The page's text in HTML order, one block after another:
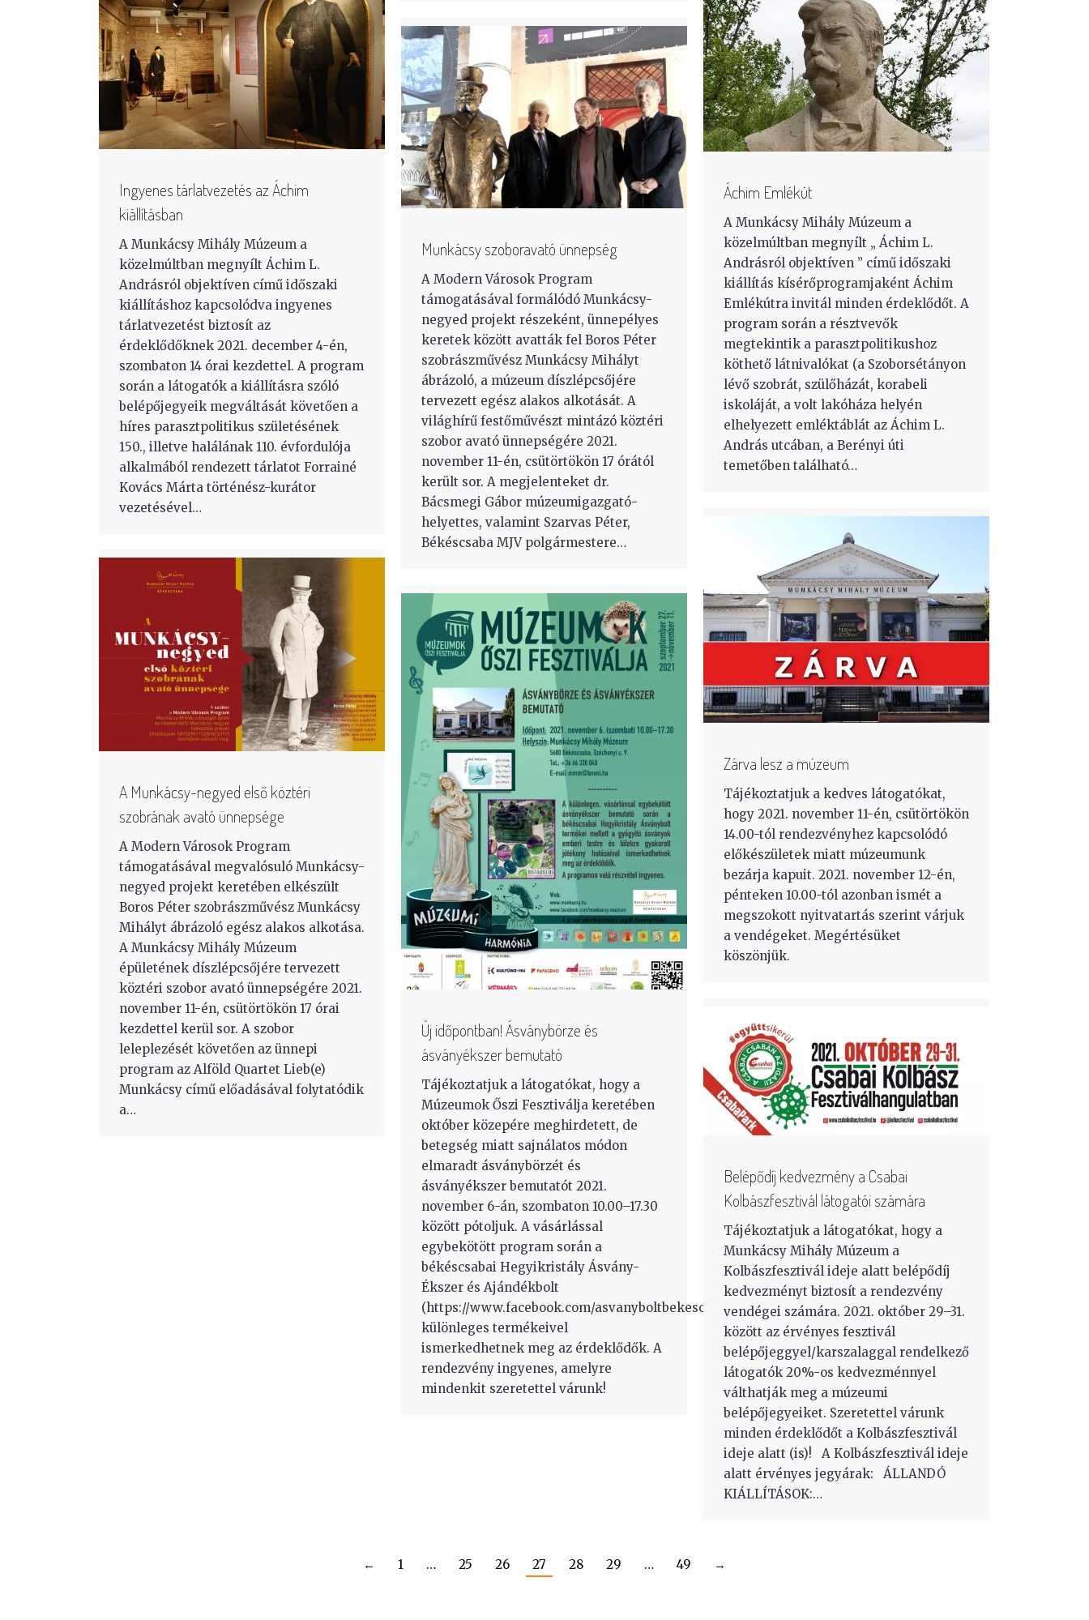
Ingyenes tárlatvezetés az Áchim
kiállításban
A Munkácsy Mihály Múzeum a
közelmúltban megnyílt Áchim L.
Andrásról objektíven című időszaki
kiállításhoz kapcsolódva ingyenes
tárlatvezetést biztosít az
érdeklődőknek 2021. december 4-én,
szombaton 14 órai kezdettel. A program
során a látogatók a kiállításra szóló
belépőjegyeik megváltását követően a
híres parasztpolitikus születésének
150., illetve halálának 110. évfordulója
alkalmából rendezett tárlatot Forrainé
Kovács Márta történész-kurátor
vezetésével…
Áchim Emlékút
A Munkácsy Mihály Múzeum a
közelmúltban megnyílt „ Áchim L.
Andrásról objektíven ” című időszaki
kiállítás kísérőprogramjaként Áchim
Emlékútra invitál minden érdeklődőt. A
program során a résztvevők
megtekintik a parasztpolitikushoz
köthető látnivalókat (a Szoborsétányon
lévő szobrát, szülőházát, korabeli
iskoláját, a volt lakóháza helyén
elhelyezett emléktáblát az Áchim L.
András utcában, a Berényi úti
temetőben található…
Munkácsy szoboravató ünnepség
A Modern Városok Program
támogatásával formálódó Munkácsy-
negyed projekt részeként, ünnepélyes
keretek között avatták fel Boros Péter
szobrászművész Munkácsy Mihályt
ábrázoló, a múzeum díszlépcsőjére
tervezett egész alakos alkotását. A
világhírű festőművészt mintázó köztéri
szobor avató ünnepségére 2021.
november 11-én, csütörtökön 17 órától
került sor. A megjelenteket dr.
Bácsmegi Gábor múzeumigazgató-
helyettes, valamint Szarvas Péter,
Békéscsaba MJV polgármestere…
Zárva lesz a múzeum
Tájékoztatjuk a kedves látogatókat,
hogy 2021. november 11-én, csütörtökön
14.00-tól rendezvényhez kapcsolódó
előkészületek miatt múzeumunk
bezárja kapuit. 2021. november 12-én,
pénteken 10.00-tól azonban ismét a
megszokott nyitvatartás szerint várjuk
a vendégeket. Megértésüket
köszönjük.
A Munkácsy-negyed első köztéri
szobrának avató ünnepsége
A Modern Városok Program
támogatásával megvalósuló Munkácsy-
negyed projekt keretében elkészült
Boros Péter szobrászművész Munkácsy
Mihályt ábrázoló egész alakos alkotása.
A Munkácsy Mihály Múzeum
épületének díszlépcsőjére tervezett
köztéri szobor avató ünnepségére 2021.
november 11-én, csütörtökön 17 órai
kezdettel kerül sor. A szobor
leleplezését követően az ünnepi
program az Alföld Quartet Lieb(e)
Munkácsy című előadásával folytatódik
a…
Új időpontban! Ásványbörze és
ásványékszer bemutató
Tájékoztatjuk a látogatókat, hogy a
Múzeumok Őszi Fesztiválja keretében
október közepére meghirdetett, de
betegség miatt sajnálatos módon
elmaradt ásványbörzét és
ásványékszer bemutatót 2021.
november 6-án, szombaton 10.00–17.30
között pótoljuk. A vásárlással
egybekötött program során a
békéscsabai Hegyikristály Ásvány-
Ékszer és Ajándékbolt
(https://www.facebook.com/asvanyboltbekescsaba/)
különleges termékeivel
ismerkedhetnek meg az érdeklődők. A
rendezvény ingyenes, amelyre
mindenkit szeretettel várunk!
Belépődíj kedvezmény a Csabai
Kolbászfesztivál látogatói számára
Tájékoztatjuk a látogatókat, hogy a
Munkácsy Mihály Múzeum a
Kolbászfesztivál ideje alatt belépődíj
kedvezményt biztosít a rendezvény
vendégei számára. 2021. október 29–31.
között az érvényes fesztivál
belépőjeggyel/karszalaggal rendelkező
látogatók 20%-os kedvezménnyel
válthatják meg a múzeumi
belépőjegyeiket. Szeretettel várunk
minden érdeklődőt a Kolbászfesztivál
ideje alatt (is)! A Kolbászfesztivál ideje
alatt érvényes jegyárak: ÁLLANDÓ
KIÁLLÍTÁSOK:…
← 1 … 25 26 27 28 29 … 49 →